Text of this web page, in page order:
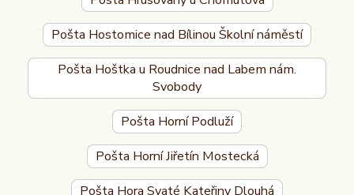
Pošta Hostomice nad Bílinou Školní náměstí
Pošta Hoštka u Roudnice nad Labem nám.
Svobody
Pošta Horní Podluží
Pošta Horní Jiřetín Mostecká
Pošta Hora Svaté Kateřiny Dlouhá